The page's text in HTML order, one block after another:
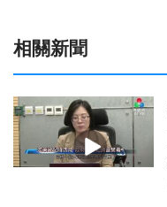
相關新聞